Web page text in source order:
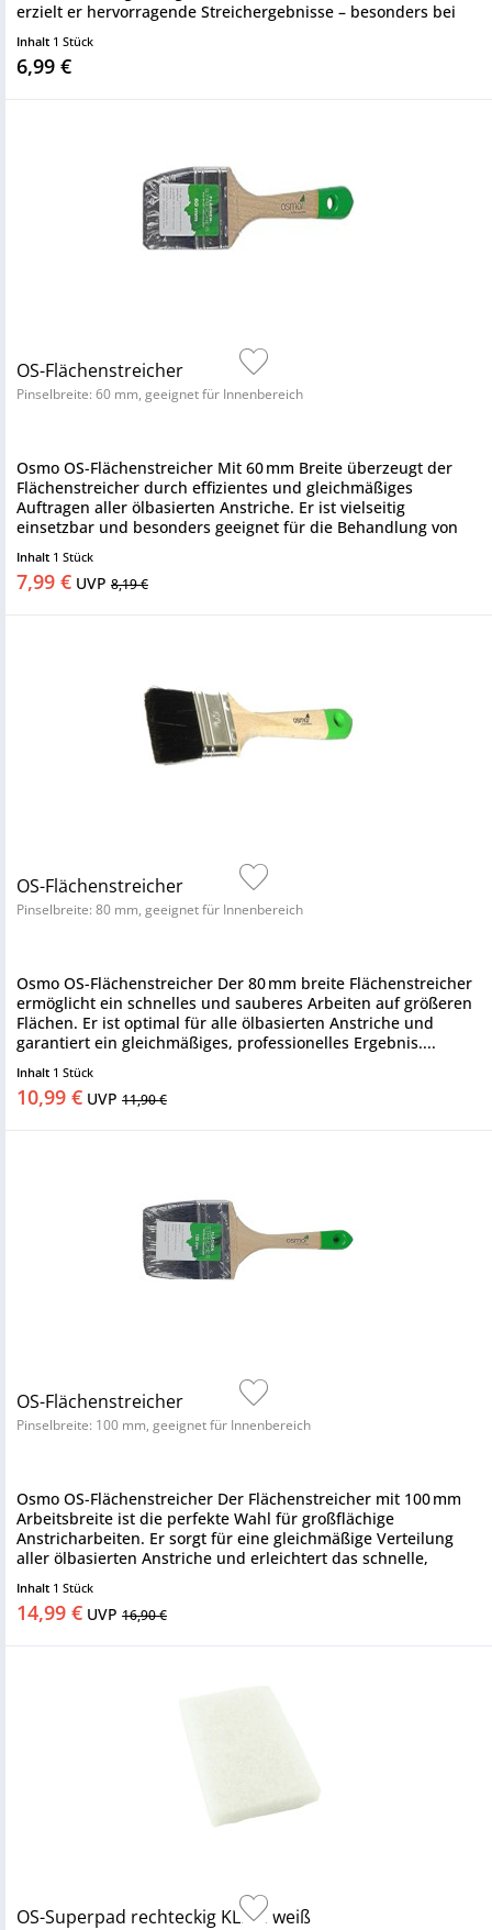
erzielt er hervorragende Streichergebnisse – besonders bei
Inhalt 1 Stück
6,99 €
OS-Flächenstreicher
Pinselbreite: 60 mm, geeignet für Innenbereich
Osmo OS-Flächenstreicher Mit 60 mm Breite überzeugt der
Flächenstreicher durch effizientes und gleichmäßiges
Auftragen aller ölbasierten Anstriche. Er ist vielseitig
einsetzbar und besonders geeignet für die Behandlung von
Inhalt 1 Stück
7,99 € UVP 8,19 €
OS-Flächenstreicher
Pinselbreite: 80 mm, geeignet für Innenbereich
Osmo OS-Flächenstreicher Der 80 mm breite Flächenstreicher
ermöglicht ein schnelles und sauberes Arbeiten auf größeren
Flächen. Er ist optimal für alle ölbasierten Anstriche und
garantiert ein gleichmäßiges, professionelles Ergebnis....
Inhalt 1 Stück
10,99 € UVP 11,90 €
OS-Flächenstreicher
Pinselbreite: 100 mm, geeignet für Innenbereich
Osmo OS-Flächenstreicher Der Flächenstreicher mit 100 mm
Arbeitsbreite ist die perfekte Wahl für großflächige
Anstricharbeiten. Er sorgt für eine gleichmäßige Verteilung
aller ölbasierten Anstriche und erleichtert das schnelle,
Inhalt 1 Stück
14,99 € UVP 16,90 €
OS-Superpad rechteckig KLEIN weiß